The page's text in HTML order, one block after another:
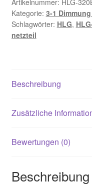
Kategorie: 3-1
Schlagwörter: HLG,
netzteil
Beschreibung
Zusätzliche
Bewertungen (0)
Beschreibung